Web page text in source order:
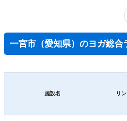
一宮市（愛知県）のヨガ総合
施設名 リ